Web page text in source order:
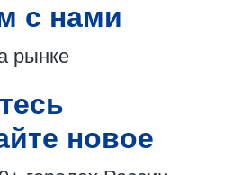
с нами
рынке
новое